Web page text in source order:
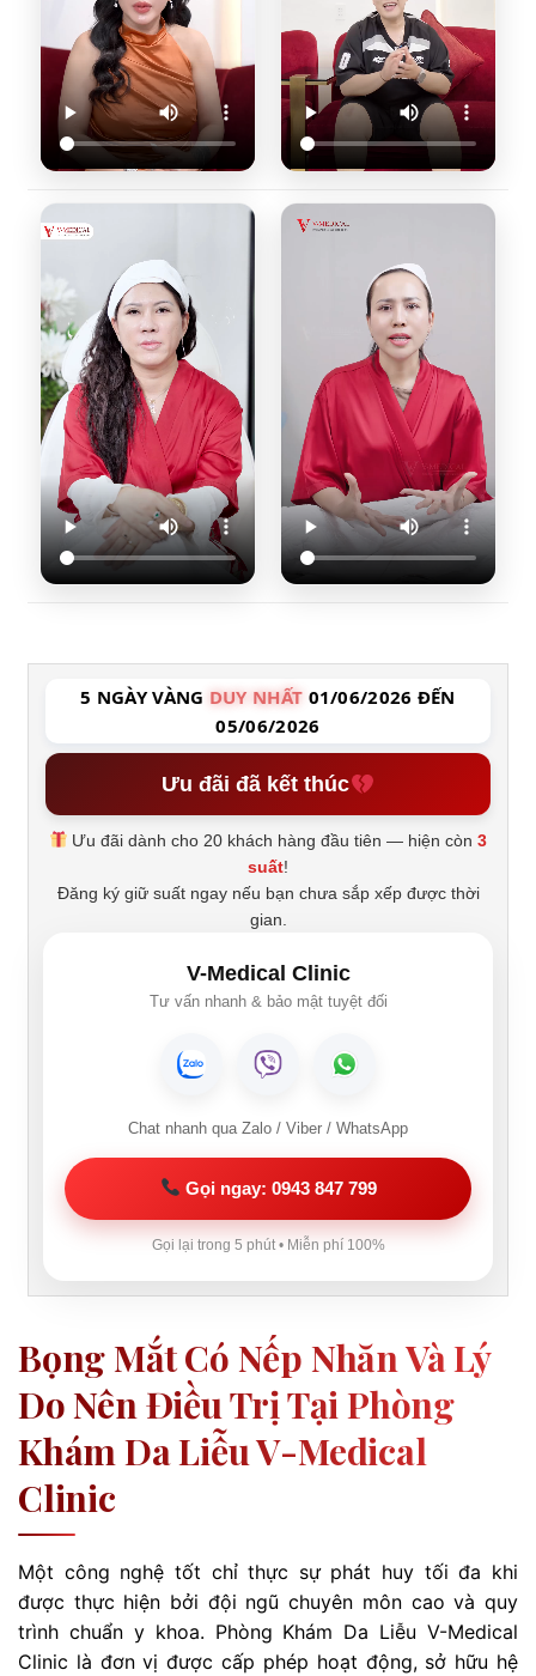
5 NGÀY VÀNG DUY NHẤT 01/06/2026 ĐẾN
05/06/2026
Ưu đãi đã kết thúc
Ưu đãi dành cho 20 khách hàng đầu tiên — hiện còn3
suất!
Đăng ký giữ suất ngay nếu bạn chưa sắp xếp được thời
gian.
V-Medical Clinic
Tư vấn nhanh & bảo mật tuyệt đối
Chat nhanh qua Zalo / Viber / WhatsApp
Gọi ngay: 0943 847 799
Gọi lại trong 5 phút • Miễn phí 100%
Bọng Mắt Có Nếp Nhăn Và Lý
Do Nên Điều Trị Tại Phòng
Khám Da Liễu V-Medical
Clinic
Một công nghệ tốt chỉ thực sự phát huy tối đa khi
được thực hiện bởi đội ngũ chuyên môn cao và quy
trình chuẩn y khoa. Phòng Khám Da Liễu V-Medical
Clinic là đơn vị được cấp phép hoạt động, sở hữu hệ